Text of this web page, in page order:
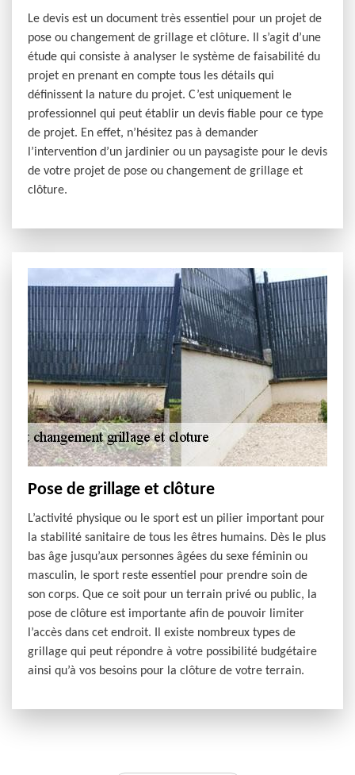
Le devis est un document très essentiel pour un projet de
pose ou changement de grillage et clôture. Il s’agit d’une
étude qui consiste à analyser le système de faisabilité du
projet en prenant en compte tous les détails qui
définissent la nature du projet. C’est uniquement le
professionnel qui peut établir un devis fiable pour ce type
de projet. En effet, n’hésitez pas à demander
l’intervention d’un jardinier ou un paysagiste pour le devis
de votre projet de pose ou changement de grillage et
clôture.
Pose de grillage et clôture
L’activité physique ou le sport est un pilier important pour
la stabilité sanitaire de tous les êtres humains. Dès le plus
bas âge jusqu’aux personnes âgées du sexe féminin ou
masculin, le sport reste essentiel pour prendre soin de
son corps. Que ce soit pour un terrain privé ou public, la
pose de clôture est importante afin de pouvoir limiter
l’accès dans cet endroit. Il existe nombreux types de
grillage qui peut répondre à votre possibilité budgétaire
ainsi qu’à vos besoins pour la clôture de votre terrain.